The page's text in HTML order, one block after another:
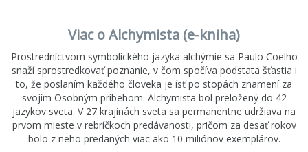
Viac o Alchymista (e-kniha)
Prostredníctvom symbolického jazyka alchýmie sa Paulo Coelho
snaží sprostredkovať poznanie, v čom spočíva podstata šťastia i
to, že poslaním každého človeka je ísť po stopách znamení za
svojím Osobným príbehom. Alchymista bol preložený do 42
jazykov sveta. V 27 krajinách sveta sa permanentne udržiava na
prvom mieste v rebríčkoch predávanosti, pričom za desať rokov
bolo z neho predaných viac ako 10 miliónov exemplárov.